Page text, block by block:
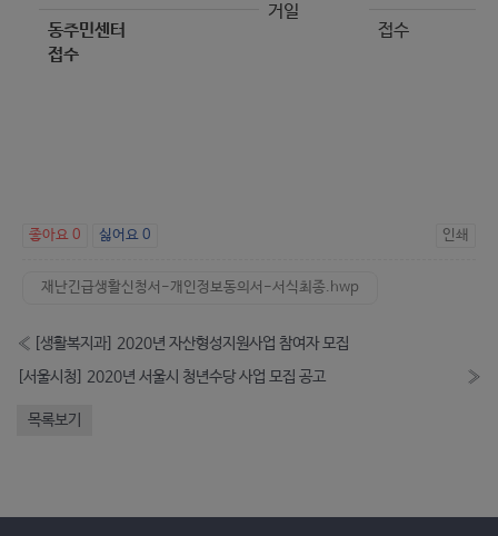
거일
동주민센터
접수
접수
좋아요 0 싫어요 0 인쇄
재난긴급생활신청서-개인정보동의서-서식최종.hwp
« [생활복지과] 2020년 자산형성지원사업 참여자 모집
[서울시청] 2020년 서울시 청년수당 사업 모집 공고
»
목록보기